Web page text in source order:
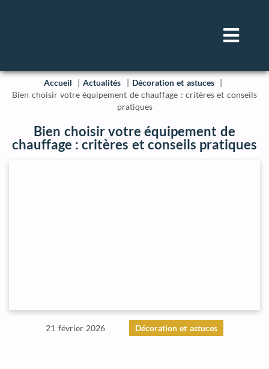
Accueil Actualités
Décoration et astuces
Bien choisir votre équipement de chauffage : critères et conseils
pratiques
Bien choisir votre équipement de
chauffage : critères et conseils pratiques
21 février 2026 Décoration et astuces